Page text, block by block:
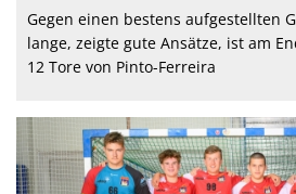
Gegen einen bestens aufgestellten
lange, zeigte gute Ansätze, ist am
12 Tore von Pinto-Ferreira